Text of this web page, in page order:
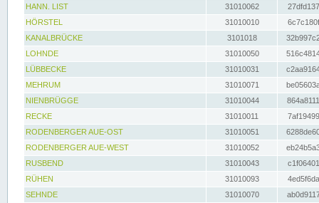
HANN. LIST
31010062
HÖRSTEL
31010010
KANALBRÜCKE
3101018
LOHNDE
31010050
LÜBBECKE
31010031
MEHRUM
31010071
NIENBRÜGGE
31010044
RECKE
31010011
RODENBERGER AUE-OST
31010051
RODENBERGER AUE-WEST
31010052
RUSBEND
31010043
RÜHEN
31010093
SEHNDE
31010070